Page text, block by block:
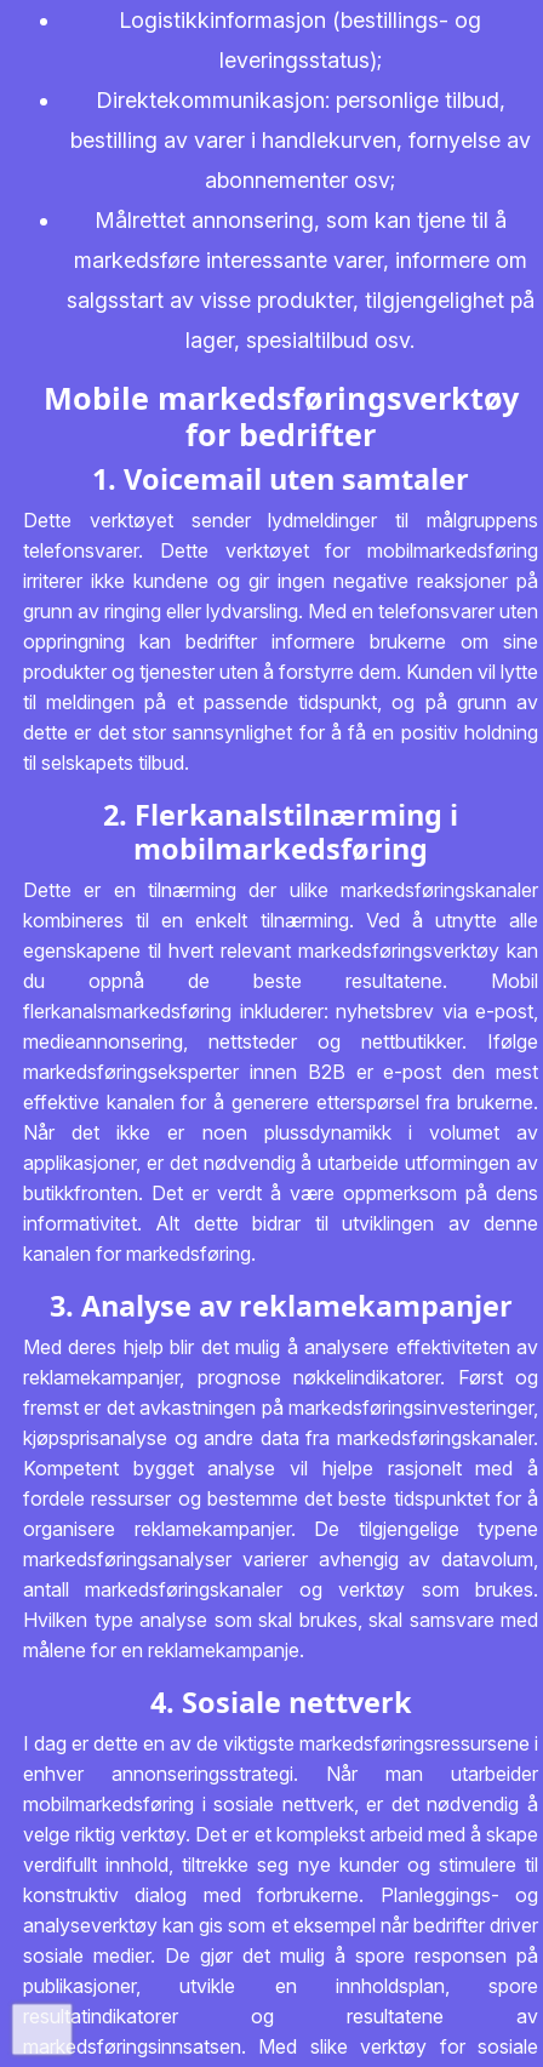
Logistikkinformasjon (bestillings- og
leveringsstatus);
Direktekommunikasjon: personlige tilbud,
bestilling av varer i handlekurven, fornyelse av
abonnementer osv;
Målrettet annonsering, som kan tjene til å
markedsføre interessante varer, informere om
salgsstart av visse produkter, tilgjengelighet på
lager, spesialtilbud osv.
Mobile markedsføringsverktøy
for bedrifter
1. Voicemail uten samtaler
Dette verktøyet sender lydmeldinger til målgruppens
telefonsvarer. Dette verktøyet for mobilmarkedsføring
irriterer ikke kundene og gir ingen negative reaksjoner på
grunn av ringing eller lydvarsling. Med en telefonsvarer uten
oppringning kan bedrifter informere brukerne om sine
produkter og tjenester uten å forstyrre dem. Kunden vil lytte
til meldingen på et passende tidspunkt, og på grunn av
dette er det stor sannsynlighet for å få en positiv holdning
til selskapets tilbud.
2. Flerkanalstilnærming i
mobilmarkedsføring
Dette er en tilnærming der ulike markedsføringskanaler
kombineres til en enkelt tilnærming. Ved å utnytte alle
egenskapene til hvert relevant markedsføringsverktøy kan
du oppnå de beste resultatene. Mobil
flerkanalsmarkedsføring inkluderer: nyhetsbrev via e-post,
medieannonsering, nettsteder og nettbutikker. Ifølge
markedsføringseksperter innen B2B er e-post den mest
effektive kanalen for å generere etterspørsel fra brukerne.
Når det ikke er noen plussdynamikk i volumet av
applikasjoner, er det nødvendig å utarbeide utformingen av
butikkfronten. Det er verdt å være oppmerksom på dens
informativitet. Alt dette bidrar til utviklingen av denne
kanalen for markedsføring.
3. Analyse av reklamekampanjer
Med deres hjelp blir det mulig å analysere effektiviteten av
reklamekampanjer, prognose nøkkelindikatorer. Først og
fremst er det avkastningen på markedsføringsinvesteringer,
kjøpsprisanalyse og andre data fra markedsføringskanaler.
Kompetent bygget analyse vil hjelpe rasjonelt med å
fordele ressurser og bestemme det beste tidspunktet for å
organisere reklamekampanjer. De tilgjengelige typene
markedsføringsanalyser varierer avhengig av datavolum,
antall markedsføringskanaler og verktøy som brukes.
Hvilken type analyse som skal brukes, skal samsvare med
målene for en reklamekampanje.
4. Sosiale nettverk
I dag er dette en av de viktigste markedsføringsressursene i
enhver annonseringsstrategi. Når man utarbeider
mobilmarkedsføring i sosiale nettverk, er det nødvendig å
velge riktig verktøy. Det er et komplekst arbeid med å skape
verdifullt innhold, tiltrekke seg nye kunder og stimulere til
konstruktiv dialog med forbrukerne. Planleggings- og
analyseverktøy kan gis som et eksempel når bedrifter driver
sosiale medier. De gjør det mulig å spore responsen på
publikasjoner, utvikle en innholdsplan, spore
resultatindikatorer og resultatene av
markedsføringsinnsatsen. Med slike verktøy for sosiale